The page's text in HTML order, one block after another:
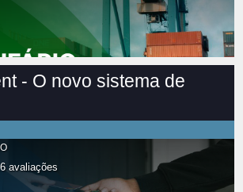
- O novo sistema de
avaliações